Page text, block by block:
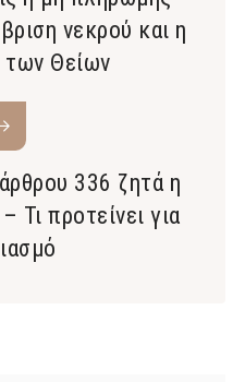
νεκρού και η
των Θείων
336 ζητά η
Τι προτείνει για